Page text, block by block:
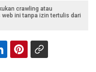
crawling atau
ini tanpa izin tertulis dari